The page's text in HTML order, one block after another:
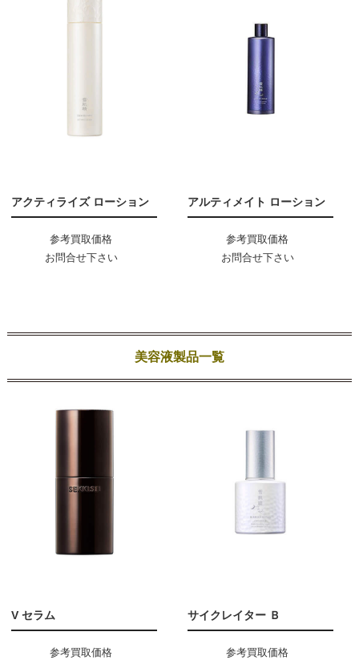
アクティライズ ローション
参考買取価格
お問合せ下さい
アルティメイト ローション
参考買取価格
お問合せ下さい
美容液製品一覧
V セラム
参考買取価格
サイクレイター Ｂ
参考買取価格